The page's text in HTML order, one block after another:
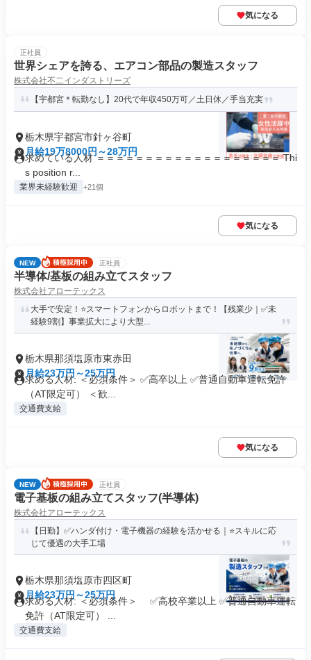
気になる
正社員
世界シェアを誇る、エアコン部品の製造スタッフ
株式会社不二インダストリーズ
【宇都宮＊転勤なし】20代で年収450万可／土日休／手当充実
栃木県宇都宮市針ヶ谷町
月給19万8000円～28万円
求めている人材 ＝＝＝＝＝＝＝＝＝＝＝＝＝＝＝＝＝＝＝ Thi
s position r...
業界未経験歓迎 +21個
気になる
NEW 正社員
半導体/基板の組み立てスタッフ
株式会社アローテックス
大手で安定！⭐️スマートフォンからロボットまで！【残業少｜✅未
経験9割】事業拡大により大型...
栃木県那須塩原市東赤田
月給23万円～25万円
求める人材: ＜必須条件＞ ✅高卒以上 ✅普通自動車運転免許
（AT限定可） ＜歓...
交通費支給
気になる
NEW 正社員
電子基板の組み立てスタッフ(半導体)
株式会社アローテックス
【日勤】✅ハンダ付け・電子機器の経験を活かせる｜⭐️スキルに応
じて優遇の大手工場
栃木県那須塩原市四区町
月給23万円～25万円
求める人材: ＜必須条件＞ ✅高校卒業以上 ✅普通自動車運転
免許（AT限定可） ...
交通費支給